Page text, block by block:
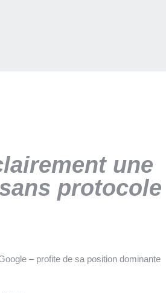
une
protocole
– profite de sa position dominante